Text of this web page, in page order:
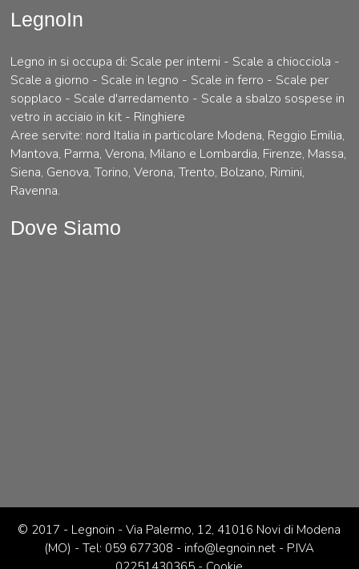
LegnoIn
Legno in si occupa di: Scale per interni - Scale a chiocciola -
Scale a giorno - Scale in legno - Scale in ferro - Scale per
sopplaco - Scale d'arredamento - Scale a sbalzo sospese in
vetro in acciaio in kit - Ringhiere
Aree servite: nord Italia in particolare Modena, Reggio Emilia,
Mantova, Parma, Verona, Milano e Lombardia, Firenze, Massa,
Siena, Genova, Torino, Verona, Trento, Bolzano, Rimini,
Ravenna.
Dove Siamo
© 2017 - Legnoin - Via Palermo, 12, 41016 Novi di Modena
(MO) -Tel: 059 677308 - info@legnoin.net - P.IVA